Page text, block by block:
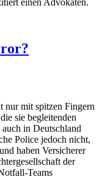
nur mit spitzen Fingern
sie begleitenden
auch in Deutschland
Police jedoch nicht,
haben Versicherer
der
Teams